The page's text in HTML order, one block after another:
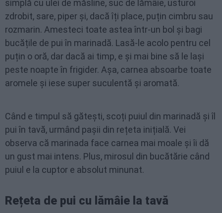
simplă cu ulei de măsline, suc de lămâie, usturoi
zdrobit, sare, piper și, dacă îți place, puțin cimbru sau
rozmarin. Amesteci toate astea într-un bol și bagi
bucățile de pui în marinadă. Lasă-le acolo pentru cel
puțin o oră, dar dacă ai timp, e și mai bine să le lași
peste noapte în frigider. Așa, carnea absoarbe toate
aromele și iese super suculentă și aromată.
Când e timpul să gătești, scoți puiul din marinadă și îl
pui în tavă, urmând pașii din rețeta inițială. Vei
observa că marinada face carnea mai moale și îi dă
un gust mai intens. Plus, mirosul din bucătărie când
puiul e la cuptor e absolut minunat.
Rețeta de pui cu lămâie la tavă